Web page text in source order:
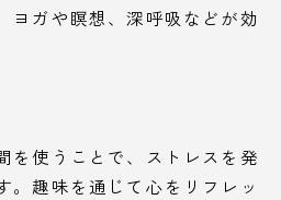
ヨガや瞑想、深呼吸などが効
を使うことで、ストレスを発
。趣味を通じて心をリフレッ